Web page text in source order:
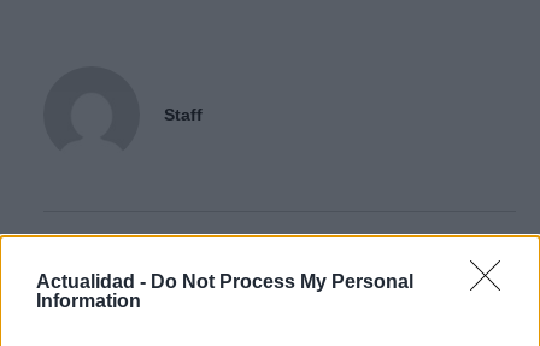
Actualidad - Do Not Process My Personal
Information
Staff